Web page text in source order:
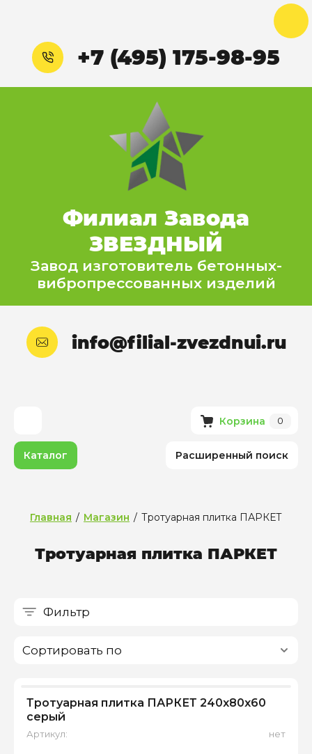
+7 (495) 175-98-95
Филиал Завода
ЗВЕЗДНЫЙ
Завод изготовитель бетонных-
вибропрессованных изделий
info@filial-zvezdnui.ru
Корзина 0
Каталог Расширенный поиск
Главная / Магазин / Тротуарная плитка ПАРКЕТ
Тротуарная плитка ПАРКЕТ
Фильтр
Сортировать по
Тротуарная плитка ПАРКЕТ 240х80х60
серый
Артикул: нет